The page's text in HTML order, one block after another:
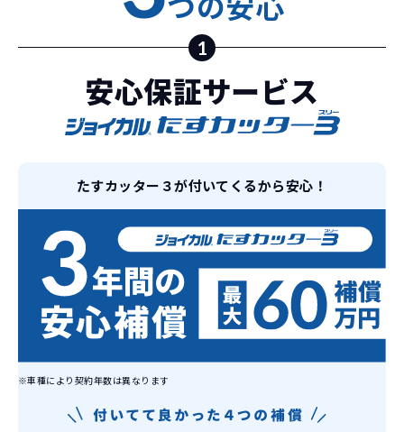
どこよりも安くご契約いただけます！
頭金不要で超低価格！憧れのクルマが手軽に乗れ
安さの秘密
短期間だから安心！
に新車なので故障の心配がありませんし、急なラ
故障リスクが非常に低い
3年以内の契約なので、故障リスクが非常
一括払いで安心
金など一切不要！ 一括価格をお支払いいただく
新車購入時の税金や
諸費用などが不要
契約期間 3年契約 購入
総支払額
※N-BOX
BASEGRADEグレードの
場合
定額料金
86万円
メンテナンス
3年毎にお乗り換えなので
基本的なメンテナンスのみ
ス・タ
乗り換え
リース契約満了時に
新車ヘお乗り換え
ロ
1
安心保証サービス
たすカッター３が付いてくるから安心！
※車種により契約年数は異なります